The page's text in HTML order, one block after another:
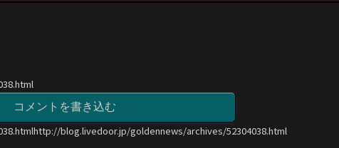
コメントを書き込む
blog.livedoor.jp/goldennews/archives/52304038.html